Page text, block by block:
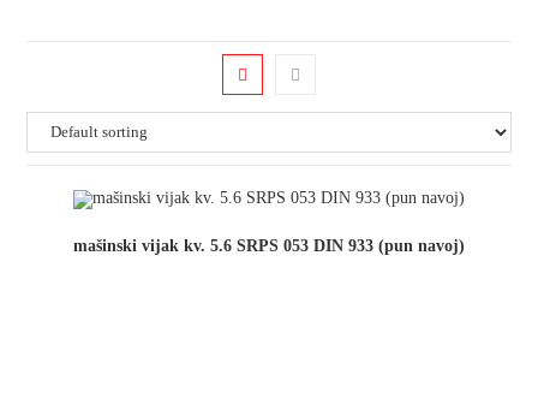
mašinski vijak kv. 5.6 SRPS 053 DIN 933 (pun navoj)